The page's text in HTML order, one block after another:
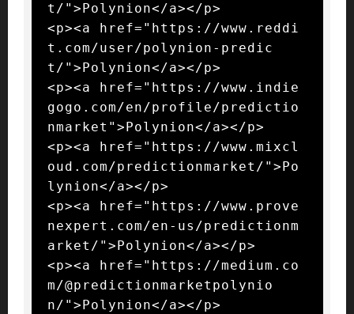
t/">Polynion</a></p>
<p><a href="https://www.reddi
t.com/user/polynion-predic
t/">Polynion</a></p>
<p><a href="https://www.indie
gogo.com/en/profile/predictio
nmarket">Polynion</a></p>
<p><a href="https://www.mixcl
oud.com/predictionmarket/">Po
lynion</a></p>
<p><a href="https://www.prove
nexpert.com/en-us/predictionm
arket/">Polynion</a></p>
<p><a href="https://medium.co
m/@predictionmarketpolynio
n/">Polynion</a></p>